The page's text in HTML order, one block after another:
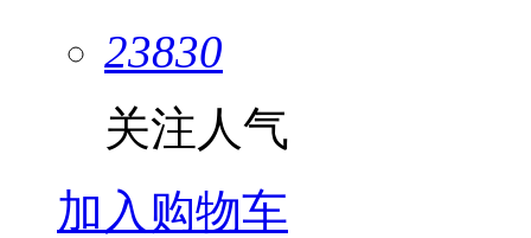
23830
关注人气
加入购物车